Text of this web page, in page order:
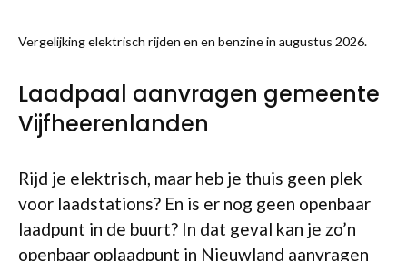
Vergelijking elektrisch rijden en en benzine in augustus 2026.
Laadpaal aanvragen gemeente
Vijfheerenlanden
Rijd je elektrisch, maar heb je thuis geen plek
voor laadstations? En is er nog geen openbaar
laadpunt in de buurt? In dat geval kan je zo’n
openbaar oplaadpunt in Nieuwland aanvragen